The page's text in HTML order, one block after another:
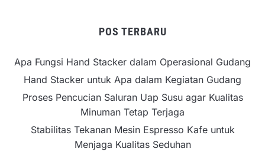
POS TERBARU
Apa Fungsi Hand Stacker dalam Operasional Gudang
Hand Stacker untuk Apa dalam Kegiatan Gudang
Proses Pencucian Saluran Uap Susu agar Kualitas
Minuman Tetap Terjaga
Stabilitas Tekanan Mesin Espresso Kafe untuk
Menjaga Kualitas Seduhan